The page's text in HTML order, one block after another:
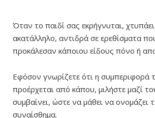
Όταν το παιδί σας εκρήγνυται, χτυπάει
ακατάλληλο, αντιδρά σε ερεθίσματα
προκάλεσαν κάποιου είδους πόνο ή
Εφόσον γνωρίζετε ότι η συμπεριφορά
προέρχεται από κάπου, μιλήστε μαζί
συμβαίνει, ώστε να μάθει να ονομάζει
συναίσθημα.